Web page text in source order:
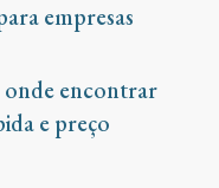
empresas
encontrar
e preço